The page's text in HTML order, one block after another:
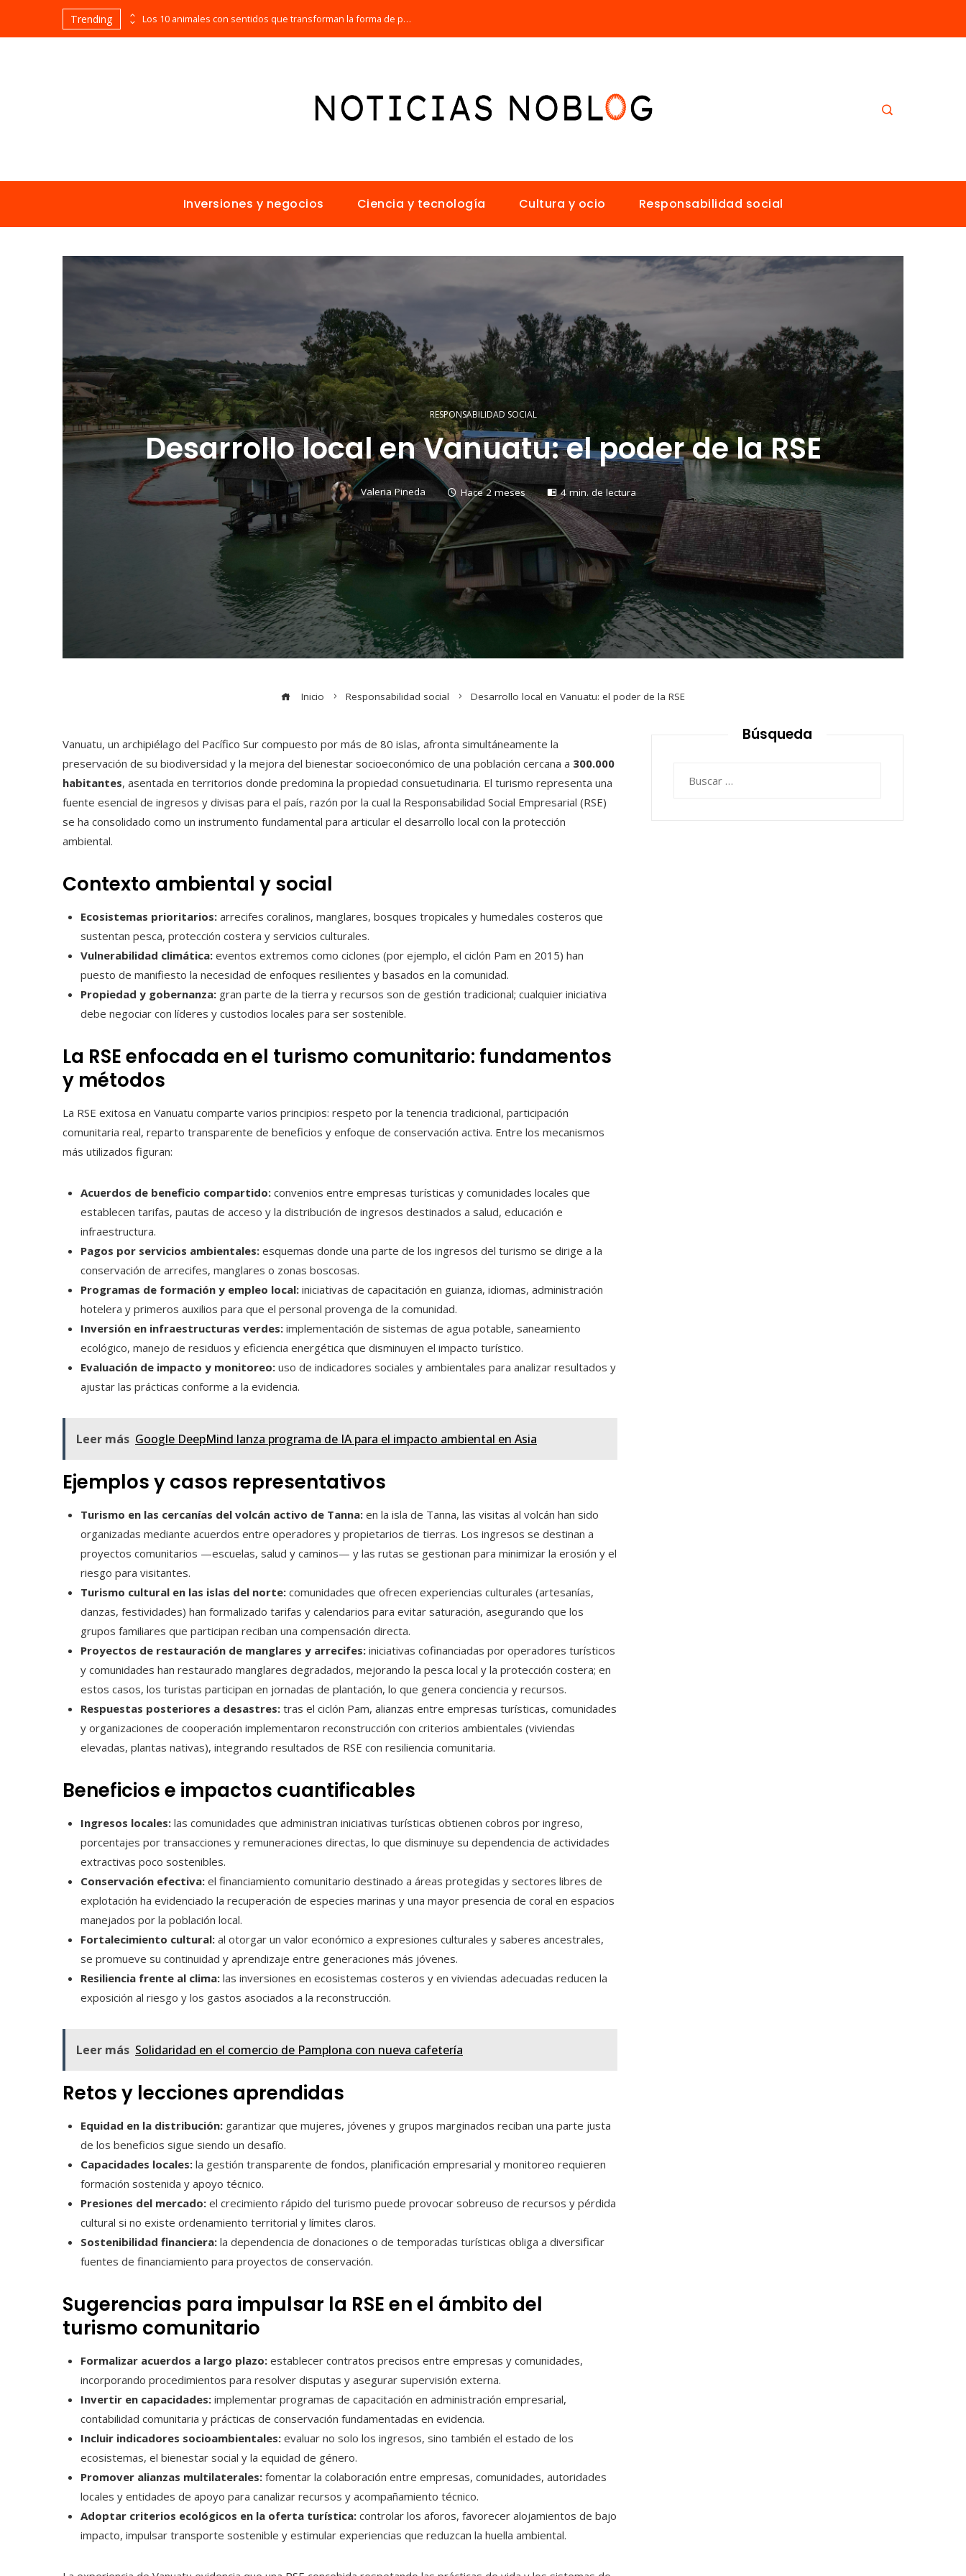
Trending Las empresas que alcanzaron los picos más altos en valor bursátil histórico Los 10 animales con sentidos que transforman la forma de percibir el mundo
Inversiones y negocios Ciencia y tecnología Cultura y ocio Responsabilidad social
RESPONSABILIDAD SOCIAL
Desarrollo local en Vanuatu: el poder de la RSE
Valeria Pineda Hace 2 meses 4 min. de lectura
Inicio Responsabilidad social Desarrollo local en Vanuatu: el poder de la RSE
Vanuatu, un archipiélago del Pacífico Sur compuesto por más de 80 islas, afronta simultáneamente la
preservación de su biodiversidad y la mejora del bienestar socioeconómico de una población cercana a 300.000
habitantes, asentada en territorios donde predomina la propiedad consuetudinaria. El turismo representa una
fuente esencial de ingresos y divisas para el país, razón por la cual la Responsabilidad Social Empresarial (RSE)
se ha consolidado como un instrumento fundamental para articular el desarrollo local con la protección
ambiental.
Contexto ambiental y social
Ecosistemas prioritarios: arrecifes coralinos, manglares, bosques tropicales y humedales costeros que
sustentan pesca, protección costera y servicios culturales.
Vulnerabilidad climática: eventos extremos como ciclones (por ejemplo, el ciclón Pam en 2015) han
puesto de manifiesto la necesidad de enfoques resilientes y basados en la comunidad.
Propiedad y gobernanza: gran parte de la tierra y recursos son de gestión tradicional; cualquier iniciativa
debe negociar con líderes y custodios locales para ser sostenible.
La RSE enfocada en el turismo comunitario: fundamentos
y métodos
La RSE exitosa en Vanuatu comparte varios principios: respeto por la tenencia tradicional, participación
comunitaria real, reparto transparente de beneficios y enfoque de conservación activa. Entre los mecanismos
más utilizados figuran:
Acuerdos de beneficio compartido: convenios entre empresas turísticas y comunidades locales que
establecen tarifas, pautas de acceso y la distribución de ingresos destinados a salud, educación e
infraestructura.
Pagos por servicios ambientales: esquemas donde una parte de los ingresos del turismo se dirige a la
conservación de arrecifes, manglares o zonas boscosas.
Programas de formación y empleo local: iniciativas de capacitación en guianza, idiomas, administración
hotelera y primeros auxilios para que el personal provenga de la comunidad.
Inversión en infraestructuras verdes: implementación de sistemas de agua potable, saneamiento
ecológico, manejo de residuos y eficiencia energética que disminuyen el impacto turístico.
Evaluación de impacto y monitoreo: uso de indicadores sociales y ambientales para analizar resultados y
ajustar las prácticas conforme a la evidencia.
Leer más Google DeepMind lanza programa de IA para el impacto ambiental en Asia
Ejemplos y casos representativos
Turismo en las cercanías del volcán activo de Tanna: en la isla de Tanna, las visitas al volcán han sido
organizadas mediante acuerdos entre operadores y propietarios de tierras. Los ingresos se destinan a
proyectos comunitarios —escuelas, salud y caminos— y las rutas se gestionan para minimizar la erosión y el
riesgo para visitantes.
Turismo cultural en las islas del norte: comunidades que ofrecen experiencias culturales (artesanías,
danzas, festividades) han formalizado tarifas y calendarios para evitar saturación, asegurando que los
grupos familiares que participan reciban una compensación directa.
Proyectos de restauración de manglares y arrecifes: iniciativas cofinanciadas por operadores turísticos
y comunidades han restaurado manglares degradados, mejorando la pesca local y la protección costera; en
estos casos, los turistas participan en jornadas de plantación, lo que genera conciencia y recursos.
Respuestas posteriores a desastres: tras el ciclón Pam, alianzas entre empresas turísticas, comunidades
y organizaciones de cooperación implementaron reconstrucción con criterios ambientales (viviendas
elevadas, plantas nativas), integrando resultados de RSE con resiliencia comunitaria.
Beneficios e impactos cuantificables
Ingresos locales: las comunidades que administran iniciativas turísticas obtienen cobros por ingreso,
porcentajes por transacciones y remuneraciones directas, lo que disminuye su dependencia de actividades
extractivas poco sostenibles.
Conservación efectiva: el financiamiento comunitario destinado a áreas protegidas y sectores libres de
explotación ha evidenciado la recuperación de especies marinas y una mayor presencia de coral en espacios
manejados por la población local.
Fortalecimiento cultural: al otorgar un valor económico a expresiones culturales y saberes ancestrales,
se promueve su continuidad y aprendizaje entre generaciones más jóvenes.
Resiliencia frente al clima: las inversiones en ecosistemas costeros y en viviendas adecuadas reducen la
exposición al riesgo y los gastos asociados a la reconstrucción.
Leer más Solidaridad en el comercio de Pamplona con nueva cafetería
Retos y lecciones aprendidas
Equidad en la distribución: garantizar que mujeres, jóvenes y grupos marginados reciban una parte justa
de los beneficios sigue siendo un desafío.
Capacidades locales: la gestión transparente de fondos, planificación empresarial y monitoreo requieren
formación sostenida y apoyo técnico.
Presiones del mercado: el crecimiento rápido del turismo puede provocar sobreuso de recursos y pérdida
cultural si no existe ordenamiento territorial y límites claros.
Sostenibilidad financiera: la dependencia de donaciones o de temporadas turísticas obliga a diversificar
fuentes de financiamiento para proyectos de conservación.
Sugerencias para impulsar la RSE en el ámbito del
turismo comunitario
Formalizar acuerdos a largo plazo: establecer contratos precisos entre empresas y comunidades,
incorporando procedimientos para resolver disputas y asegurar supervisión externa.
Invertir en capacidades: implementar programas de capacitación en administración empresarial,
contabilidad comunitaria y prácticas de conservación fundamentadas en evidencia.
Incluir indicadores socioambientales: evaluar no solo los ingresos, sino también el estado de los
ecosistemas, el bienestar social y la equidad de género.
Promover alianzas multilaterales: fomentar la colaboración entre empresas, comunidades, autoridades
locales y entidades de apoyo para canalizar recursos y acompañamiento técnico.
Adoptar criterios ecológicos en la oferta turística: controlar los aforos, favorecer alojamientos de bajo
impacto, impulsar transporte sostenible y estimular experiencias que reduzcan la huella ambiental.
Búsqueda